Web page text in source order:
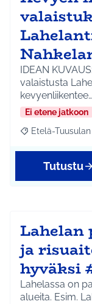
IDEAN
valaistusta
kevyenliikentee…
Ei etene jatkoon
Rajaa tulokset
Etelä-
Tutustu
Lahelan
ja
hyväksi
Lahelassa on
alueita. Esim.